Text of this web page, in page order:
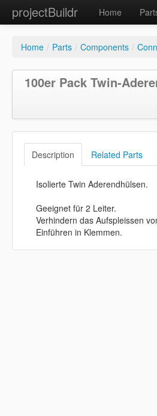
projectBuildr Home
Home / Parts / Components /
100er Pack Twin-
Description Related Parts
Isolierte Twin Aderendhülsen.
Geeignet für 2 Leiter.
Verhindern das Aufspleissen
Einführen in Klemmen.